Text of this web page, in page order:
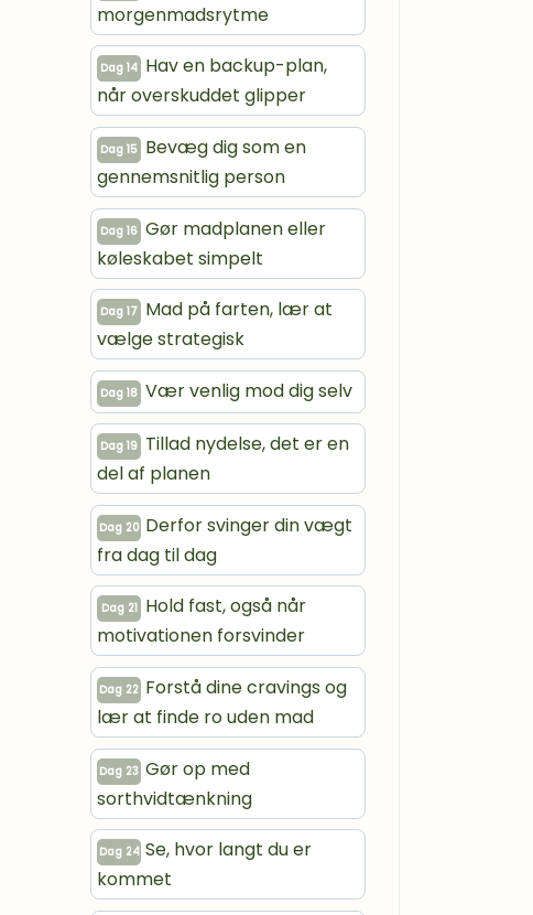
morgenmadsrytme
Dag 14
Hav en backup-plan,
når overskuddet glipper
Dag 15
Bevæg dig som en
gennemsnitlig person
Dag 16 Gør madplanen eller
køleskabet simpelt
Dag 17
Mad på farten, lær at
vælge strategisk
Dag 18 Vær venlig mod dig selv
Dag 19
Tillad nydelse, det er en
del af planen
Dag 20 Derfor svinger din vægt
fra dag til dag
Dag 21
Hold fast, også når
motivationen forsvinder
Dag 22 Forstå dine cravings og
lær at finde ro uden mad
Dag 23 Gør op med
sorthvidtænkning
Dag 24 Se, hvor langt du er
kommet